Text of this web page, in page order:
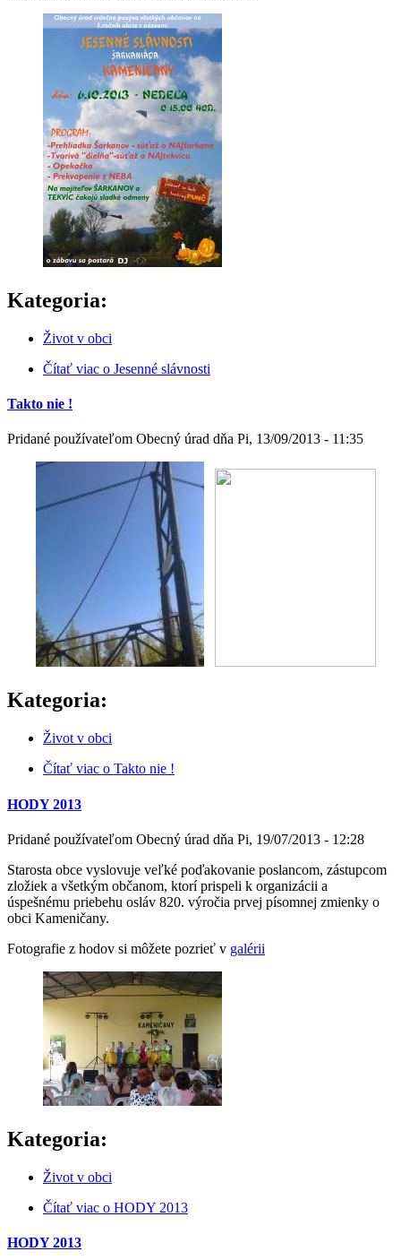
Kategoria:
Život v obci
Čítať viac o Jesenné slávnosti
Takto nie !
Pridané používateľom Obecný úrad dňa Pi, 13/09/2013 - 11:35
Kategoria:
Život v obci
Čítať viac o Takto nie !
HODY 2013
Pridané používateľom Obecný úrad dňa Pi, 19/07/2013 - 12:28
Starosta obce vyslovuje veľké poďakovanie poslancom, zástupcom
zložiek a všetkým občanom, ktorí prispeli k organizácii a
úspešnému priebehu osláv 820. výročia prvej písomnej zmienky o
obci Kameničany.
Fotografie z hodov si môžete pozrieť v galérii
Kategoria:
Život v obci
Čítať viac o HODY 2013
HODY 2013